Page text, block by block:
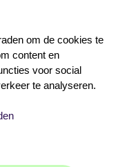
om de cookies te
content en
voor social
te analyseren.